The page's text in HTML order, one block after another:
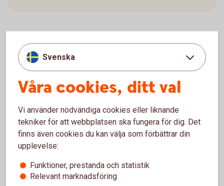
Anmäl skada
Har olyckan varit framme?
Här kan du göra din anmälan och ansöka om
Svenska
Våra cookies, ditt val
Vi använder nödvändiga cookies eller liknande
tekniker för att webbplatsen ska fungera för dig. Det
finns även cookies du kan välja som förbättrar din
upplevelse:
Funktioner, prestanda och statistik
Relevant marknadsföring